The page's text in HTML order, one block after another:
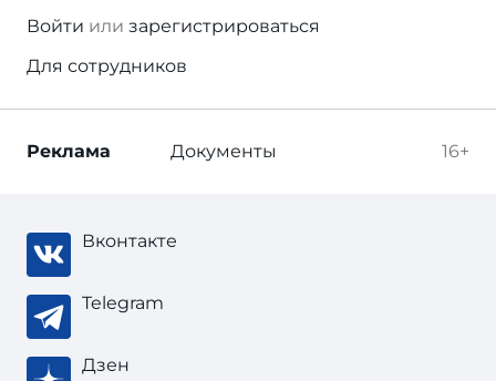
Войти или зарегистрироваться
Для сотрудников
16+
Реклама Документы
Вконтакте
Telegram
Дзен